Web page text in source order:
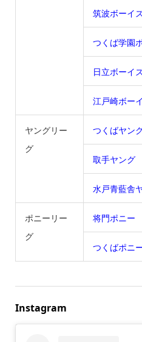
筑波ボーイ
つくば学園
日立ボーイ
江戸崎ボー
ヤングリー
グ
つくばヤン
取手ヤング
水戸青藍舎
ポニーリー
グ
将門ポニー
つくばポニ
Instagram